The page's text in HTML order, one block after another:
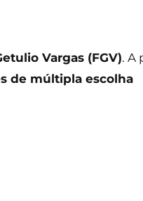
Vargas (FGV). A
de múltipla escolha